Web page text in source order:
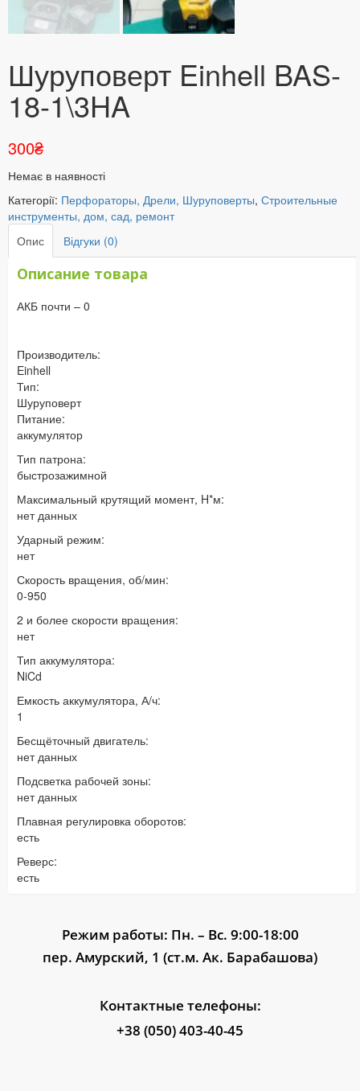
Шуруповерт Einhell BAS-
18-1\3HA
300₴
Немає в наявності
Категорії: Перфораторы, Дрели, Шуруповерты, Строительные
инструменты, дом, сад, ремонт
Опис
Відгуки (0)
Описание товара
АКБ почти – 0
Производитель:
Einhell
Тип:
Шуруповерт
Питание:
аккумулятор
Тип патрона:
быстрозажимной
Максимальный крутящий момент, H*м:
нет данных
Ударный режим:
нет
Скорость вращения, об/мин:
0-950
2 и более скорости вращения:
нет
Тип аккумулятора:
NiCd
Емкость аккумулятора, А/ч:
1
Бесщёточный двигатель:
нет данных
Подсветка рабочей зоны:
нет данных
Плавная регулировка оборотов:
есть
Реверс:
есть
Режим работы: Пн. – Вс. 9:00-18:00
пер. Амурский, 1 (ст.м. Ак. Барабашова)
Контактные телефоны:
+38 (050) 403-40-45